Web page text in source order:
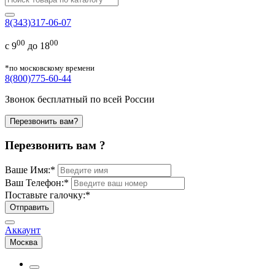
8(343)317-06-07
с 900 до 1800
*по московскому времени
8(800)775-60-44
Звонок бесплатный по всей России
Перезвонить вам?
Перезвонить вам ?
Ваше Имя:*
Ваш Телефон:*
Поставьте галочку:*
Отправить
Аккаунт
Москва